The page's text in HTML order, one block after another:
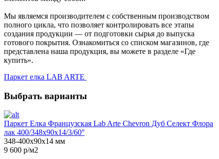
Мы являемся производителем с собственным производством
полного цикла, что позволяет контролировать все этапы
создания продукции — от подготовки сырья до выпуска
готового покрытия. Ознакомиться со списком магазинов, где
представлена наша продукция, вы можете в разделе «Где
купить».
Паркет елка LAB ARTE
Выбрать варианты
Паркет Елка Французская Lab Arte Chevron Дуб Селект Флора
лак 400/348х90х14/3/60°
348-400х90х14 мм
9 600 р/м2